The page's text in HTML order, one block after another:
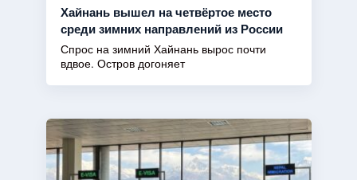
Хайнань вышел на четвёртое место
среди зимних направлений из России
Спрос на зимний Хайнань вырос почти
вдвое. Остров догоняет